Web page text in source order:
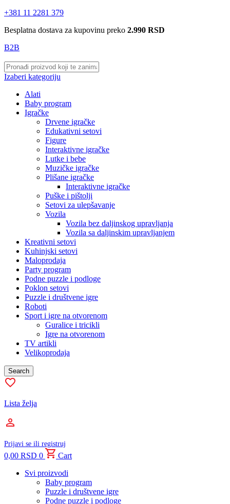
+381 11 2281 379
Besplatna dostava za kupovinu preko 2.990 RSD
B2B
Izaberi kategoriju
Alati
Baby program
Igračke
Drvene igračke
Edukativni setovi
Figure
Interaktivne igračke
Lutke i bebe
Muzičke igračke
Plišane igračke
Interaktivne igračke
Puške i pištolji
Setovi za ulepšavanje
Vozila
Vozila bez daljinskog upravljanja
Vozila sa daljinskim upravljanjem
Kreativni setovi
Kuhinjski setovi
Maloprodaja
Party program
Podne puzzle i podloge
Poklon setovi
Puzzle i društvene igre
Roboti
Sport i igre na otvorenom
Guralice i tricikli
Igre na otvorenom
TV artikli
Velikoprodaja
Search
Lista želja
Prijavi se ili registruj
0,00 RSD 0
Cart
Svi proizvodi
Baby program
Puzzle i društvene igre
Podne puzzle i podloge